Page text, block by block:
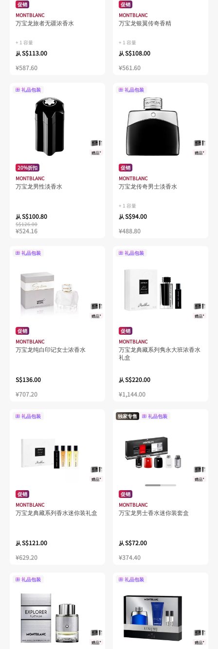
促销
MONTBLANC
万宝龙旅者无疆浓香水
+ 1 容量
从S$113.00
¥587.60
促销
MONTBLANC
万宝龙银翼传奇香精
+ 1 容量
从S$108.00
¥561.60
礼品包装
赠品*
20%折扣
MONTBLANC
万宝龙男性淡香水
从S$100.80
S$126.00
¥524.16
礼品包装
赠品*
促销
MONTBLANC
万宝龙传奇男士淡香水
+ 1 容量
从S$94.00
¥488.80
礼品包装
赠品*
促销
MONTBLANC
万宝龙纯白印记女士浓香水
S$136.00
¥707.20
礼品包装
赠品*
促销
MONTBLANC
万宝龙典藏系列隽永大班浓香水
礼盒
从S$220.00
¥1,144.00
礼品包装
赠品*
促销
MONTBLANC
万宝龙典藏系列香水迷你装礼盒
从S$121.00
¥629.20
独家专售 礼品包装
赠品*
促销
MONTBLANC
万宝龙男士香水迷你装套盒
从S$72.00
¥374.40
礼品包装
赠品*
礼品包装
赠品*